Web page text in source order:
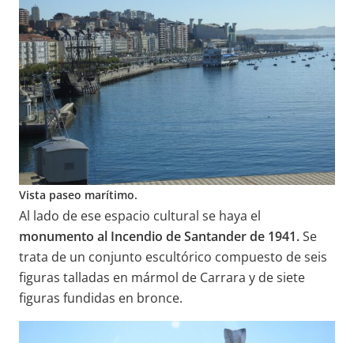
Vista paseo marítimo.
Al lado de ese espacio cultural se haya el
monumento al Incendio de Santander de 1941.Se
trata de un conjunto escultórico compuesto de seis
figuras talladas en mármol de Carrara y de siete
figuras fundidas en bronce.